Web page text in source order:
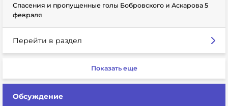
Спасения и пропущенные голы Бобровского и Аскарова 5
февраля
Перейти в раздел
Показать еще
Обсуждение